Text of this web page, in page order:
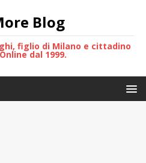
Blog
figlio di Milano e cittadino
dal 1999.